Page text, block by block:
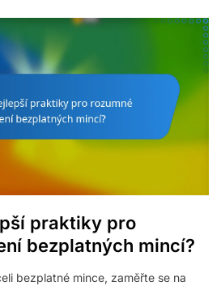
praktiky pro
bezplatných mincí?
bezplatné mince, zaměřte se na